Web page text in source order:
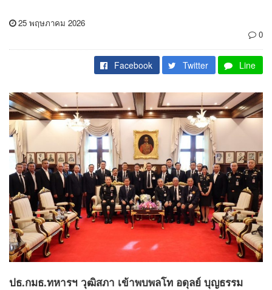
25 พฤษภาคม 2026
0
Facebook Twitter Line
ปธ.กมธ.ทหารฯ วุฒิสภา เข้าพบพลโท อดุลย์ บุญธรรม